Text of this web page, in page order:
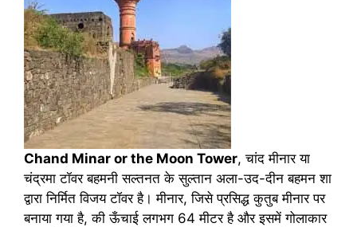
Chand Minar or the Moon Tower, चांद मीनार या
चंद्रमा टॉवर बहमनी सल्तनत के सुल्तान अला-उद-दीन बहमन शा
द्वारा निर्मित विजय टॉवर है। मीनार, जिसे प्रसिद्ध कुतुब मीनार पर
बनाया गया है, की ऊँचाई लगभग 64 मीटर है और इसमें गोलाकार